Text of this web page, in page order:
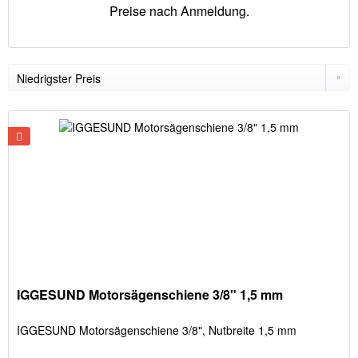
Preise nach Anmeldung.
IGGESUND Motorsägenschiene 3/8" 1,5 mm
IGGESUND Motorsägenschiene 3/8", Nutbreite 1,5 mm